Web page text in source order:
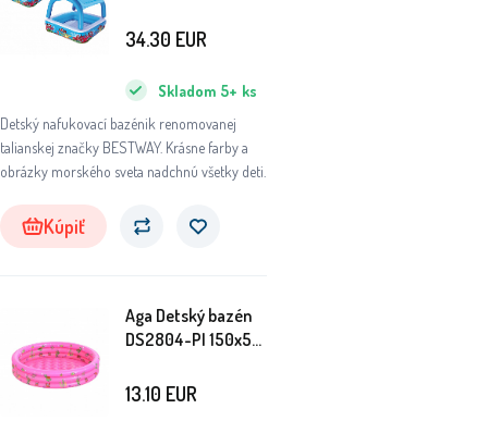
Detský nafukovací bazénik renomovanej
talianskej značky BESTWAY. Krásne farby a
obrázky morského sveta nadchnú všetky deti.
Skladom 5+ ks
34.30 EUR
Kúpiť
Aga Detský bazén
DS2804-PI 150x50
13.10 EUR